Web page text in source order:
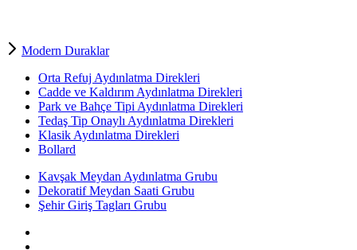
Modern Duraklar
Orta Refuj Aydınlatma Direkleri
Cadde ve Kaldırım Aydınlatma Direkleri
Park ve Bahçe Tipi Aydınlatma Direkleri
Tedaş Tip Onaylı Aydınlatma Direkleri
Klasik Aydınlatma Direkleri
Bollard
Kavşak Meydan Aydınlatma Grubu
Dekoratif Meydan Saati Grubu
Şehir Giriş Tagları Grubu